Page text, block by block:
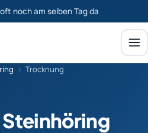
noch am selben Tag da
› Trocknung